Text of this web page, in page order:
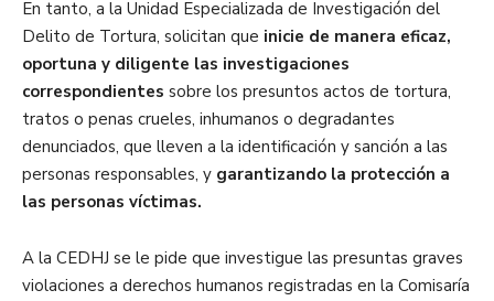
En tanto, a la Unidad Especializada de Investigación del
Delito de Tortura, solicitan que inicie de manera eficaz,
oportuna y diligente las investigaciones
correspondientes sobre los presuntos actos de tortura,
tratos o penas crueles, inhumanos o degradantes
denunciados, que lleven a la identificación y sanción a las
personas responsables, y garantizando la protección a
las personas víctimas.
A la CEDHJ se le pide que investigue las presuntas graves
violaciones a derechos humanos registradas en la Comisaría